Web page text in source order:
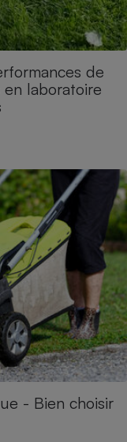
de
laboratoire
- Bien choisir